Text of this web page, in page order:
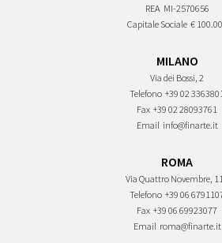
REA MI-2570656
Capitale Sociale €
MILANO
Via dei Bossi, 2
Telefono +39 02
Fax +39 02 28093761
Email info@finarte.it
ROMA
Via Quattro Novembre,
Telefono +39 06
Fax +39 06 69923077
Email roma@finarte.it